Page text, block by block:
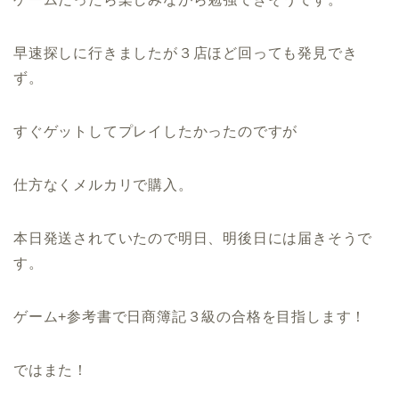
早速探しに行きましたが３店ほど回っても発見でき
ず。
すぐゲットしてプレイしたかったのですが
仕方なくメルカリで購入。
本日発送されていたので明日、明後日には届きそうで
す。
ゲーム+参考書で日商簿記３級の合格を目指します！
ではまた！